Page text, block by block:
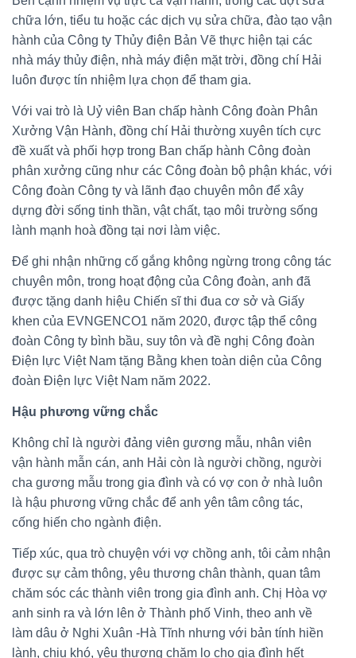
chữa lớn, tiểu tu hoặc các dịch vụ sửa chữa, đào tạo vận
hành của Công ty Thủy điện Bản Vẽ thực hiện tại các
nhà máy thủy điện, nhà máy điện mặt trời, đồng chí Hải
luôn được tín nhiệm lựa chọn để tham gia.
Với vai trò là Uỷ viên Ban chấp hành Công đoàn Phân
Xưởng Vận Hành, đồng chí Hải thường xuyên tích cực
đề xuất và phối hợp trong Ban chấp hành Công đoàn
phân xưởng cũng như các Công đoàn bộ phận khác, với
Công đoàn Công ty và lãnh đạo chuyên môn để xây
dựng đời sống tinh thần, vật chất, tạo môi trường sống
lành mạnh hoà đồng tại nơi làm việc.
Để ghi nhận những cố gắng không ngừng trong công tác
chuyên môn, trong hoạt động của Công đoàn, anh đã
được tặng danh hiệu Chiến sĩ thi đua cơ sở và Giấy
khen của EVNGENCO1 năm 2020, được tập thể công
đoàn Công ty bình bầu, suy tôn và đề nghị Công đoàn
Điện lực Việt Nam tặng Bằng khen toàn diện của Công
đoàn Điện lực Việt Nam năm 2022.
Hậu phương vững chắc
Không chỉ là người đảng viên gương mẫu, nhân viên
vận hành mẫn cán, anh Hải còn là người chồng, người
cha gương mẫu trong gia đình và có vợ con ở nhà luôn
là hậu phương vững chắc để anh yên tâm công tác,
cống hiến cho ngành điện.
Tiếp xúc, qua trò chuyện với vợ chồng anh, tôi cảm nhận
được sự cảm thông, yêu thương chân thành, quan tâm
chăm sóc các thành viên trong gia đình anh. Chị Hòa vợ
anh sinh ra và lớn lên ở Thành phố Vinh, theo anh về
làm dâu ở Nghi Xuân -Hà Tĩnh nhưng với bản tính hiền
lành, chịu khó, yêu thương chăm lo cho gia đình hết